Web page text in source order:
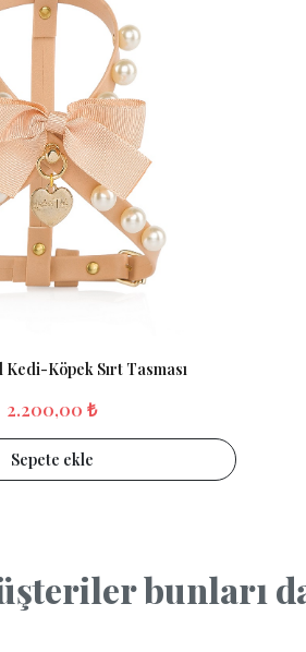
Köpek Sırt Tasması
2.200,00 ₺
Sepete ekle
bunları